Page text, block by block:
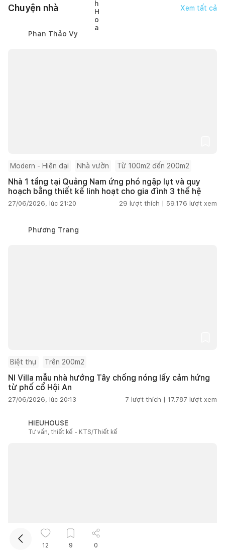
Chuyện nhà Xem tất cả
Phan Thảo Vy
Modern - Hiện đại Nhà vườn Từ 100m2 đến 200m2
Nhà 1 tầng tại Quảng Nam ứng phó ngập lụt và quy
hoạch bằng thiết kế linh hoạt cho gia đình 3 thế hệ
27/06/2026, lúc 21:20 29 lượt thích | 59.176 lượt xem
Phương Trang
Biệt thự Trên 200m2
NI Villa mẫu nhà hướng Tây chống nóng lấy cảm hứng
từ phố cổ Hội An
27/06/2026, lúc 20:13 7 lượt thích | 17.787 lượt xem
HIEUHOUSE
Tư vấn, thiết kế - KTS/Thiết kế
12 9 0
Kết nối thiết kế, thi công